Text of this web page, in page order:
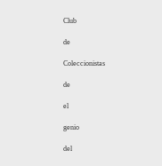
Club
de
Coleccionistas
de
el
genio
del